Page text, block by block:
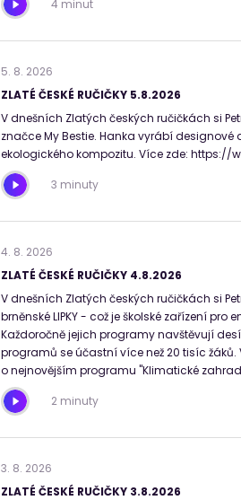
4 minut
5. 8. 2026
ZLATÉ ČESKÉ RUČIČKY 5.8.2026
V dnešních Zlatých českých ručičkách si
značce My Bestie. Hanka vyrábí
ekologického kompozitu. Více zde: https://
3 minuty
4. 8. 2026
ZLATÉ ČESKÉ RUČIČKY 4.8.2026
V dnešních Zlatých českých ručičkách si
brněnské LIPKY - což je školské zařízení
Každoročně jejich programy navštěvují
programů se účastní více než 20 tisíc
o nejnovějším programu "Klimatické
2 minuty
3. 8. 2026
ZLATÉ ČESKÉ RUČIČKY 3.8.2026